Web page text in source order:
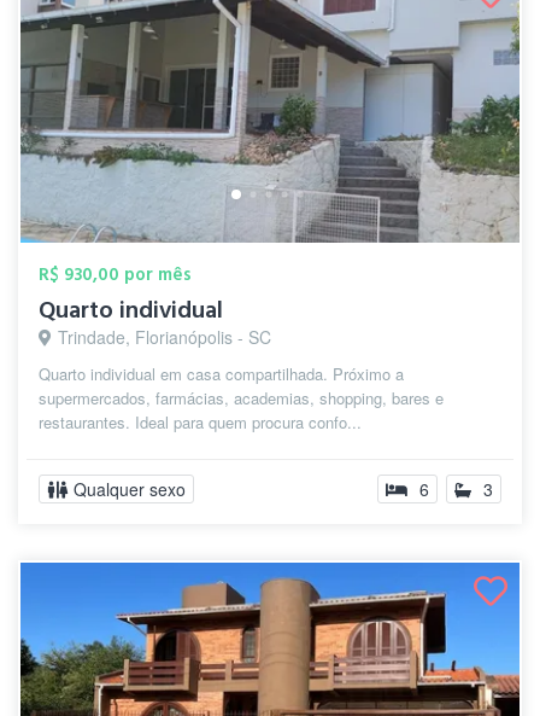
R$ 930,00 por mês
Quarto individual
Trindade, Florianópolis - SC
Quarto individual em casa compartilhada. Próximo a
supermercados, farmácias, academias, shopping, bares e
restaurantes. Ideal para quem procura confo...
Qualquer sexo 6 3